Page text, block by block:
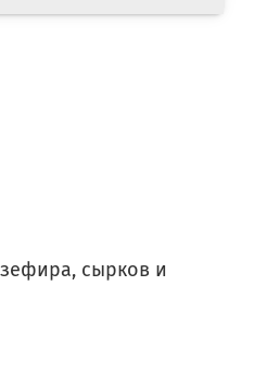
сырков и